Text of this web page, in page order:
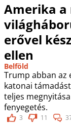
Amerika a
erővel
ellen
Belföld
Trump abban az
katonai
teljes
fenyegetés.
3 11